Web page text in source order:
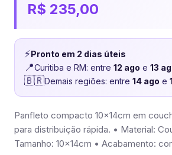
R$ 235,00
⚡Pronto em 2 dias úteis
📍Curitiba e RM: entre 12 ago e 13
🇧🇷Demais regiões: entre 14 ago e
Panfleto compacto 10x14cm em
para distribuição rápida. • Material:
Tamanho: 10x14cm • Acabamento: